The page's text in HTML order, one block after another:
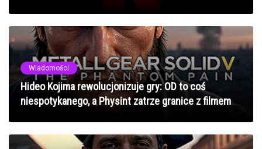
Wiadomości
Hideo Kojima rewolucjonizuje gry: OD to coś
niespotykanego, a Physint zatrze granice z filmem